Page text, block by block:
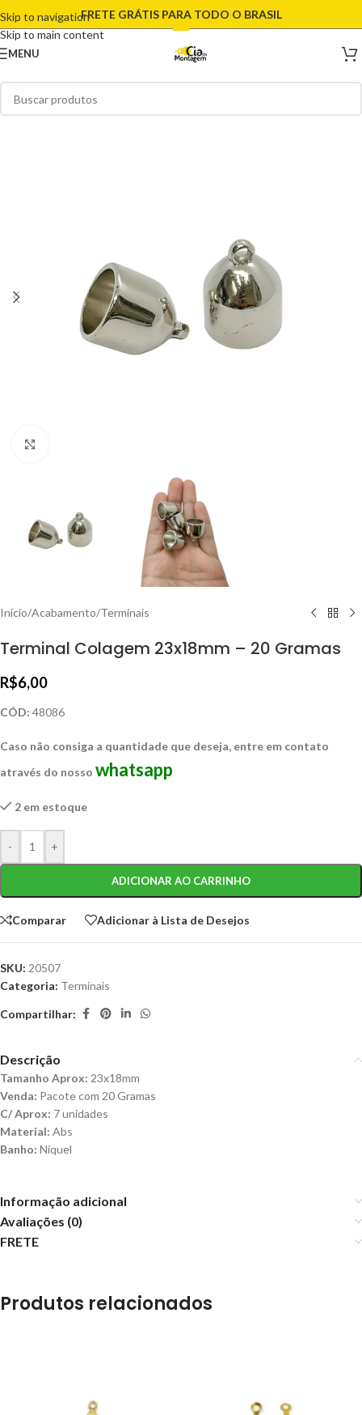
Skip to navigation
Skip to main content
FRETE GRÁTIS PARA TODO O BRASIL
MENU
Início/Acabamento/Terminais
Terminal Colagem 23x18mm – 20 Gramas
R$6,00
CÓD: 48086
Caso não consiga a quantidade que deseja, entre em contato
através do nosso whatsapp
2 em estoque
- +
ADICIONAR AO CARRINHO
Comparar Adicionar à Lista de Desejos
SKU: 20507
Categoria: Terminais
Compartilhar:
Descrição
Tamanho Aprox: 23x18mm
Venda: Pacote com 20 Gramas
C/ Aprox: 7 unidades
Material: Abs
Banho: Níquel
Informação adicional
Avaliações (0)
FRETE
Produtos relacionados